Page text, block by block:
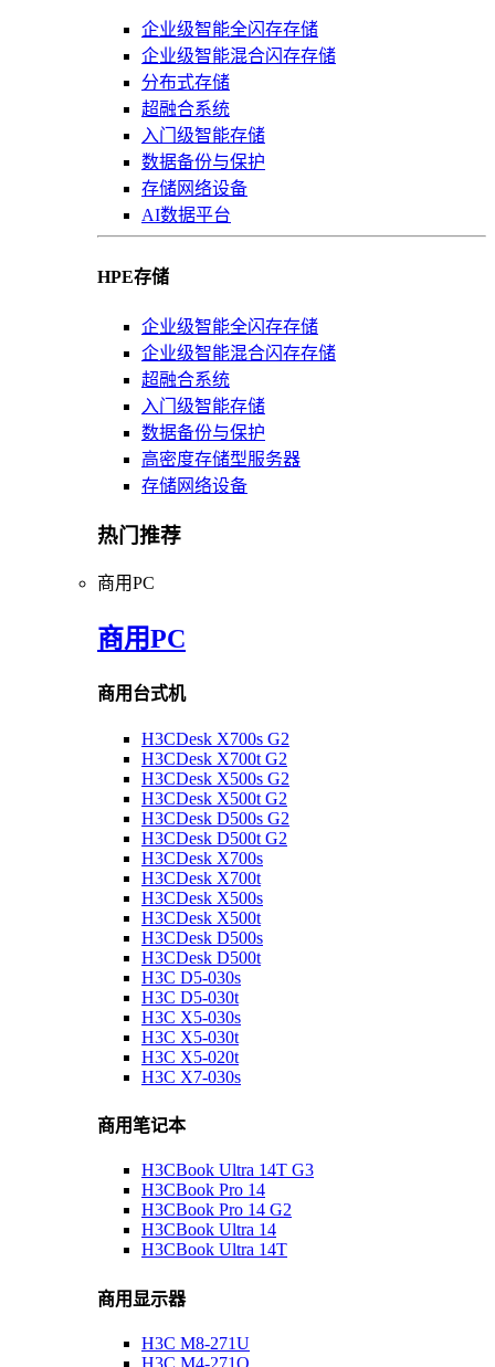
企业级智能全闪存存储
企业级智能混合闪存存储
分布式存储
超融合系统
入门级智能存储
数据备份与保护
存储网络设备
AI数据平台
HPE存储
企业级智能全闪存存储
企业级智能混合闪存存储
超融合系统
入门级智能存储
数据备份与保护
高密度存储型服务器
存储网络设备
热门推荐
商用PC
商用PC
商用台式机
H3CDesk X700s G2
H3CDesk X700t G2
H3CDesk X500s G2
H3CDesk X500t G2
H3CDesk D500s G2
H3CDesk D500t G2
H3CDesk X700s
H3CDesk X700t
H3CDesk X500s
H3CDesk X500t
H3CDesk D500s
H3CDesk D500t
H3C D5-030s
H3C D5-030t
H3C X5-030s
H3C X5-030t
H3C X5-020t
H3C X7-030s
商用笔记本
H3CBook Ultra 14T G3
H3CBook Pro 14
H3CBook Pro 14 G2
H3CBook Ultra 14
H3CBook Ultra 14T
商用显示器
H3C M8-271U
H3C M4-271Q